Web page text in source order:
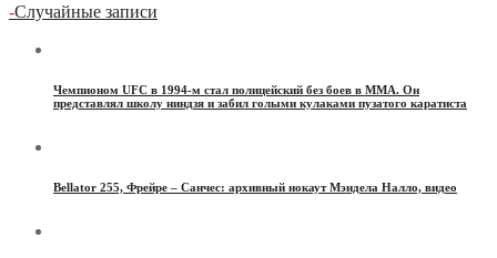
-Случайные записи
Чемпионом UFC в 1994-м стал полицейский без боев в ММА. Он
представлял школу ниндзя и забил голыми кулаками пузатого каратиста
Bellator 255, Фрейре – Санчес: архивный нокаут Мэндела Налло, видео